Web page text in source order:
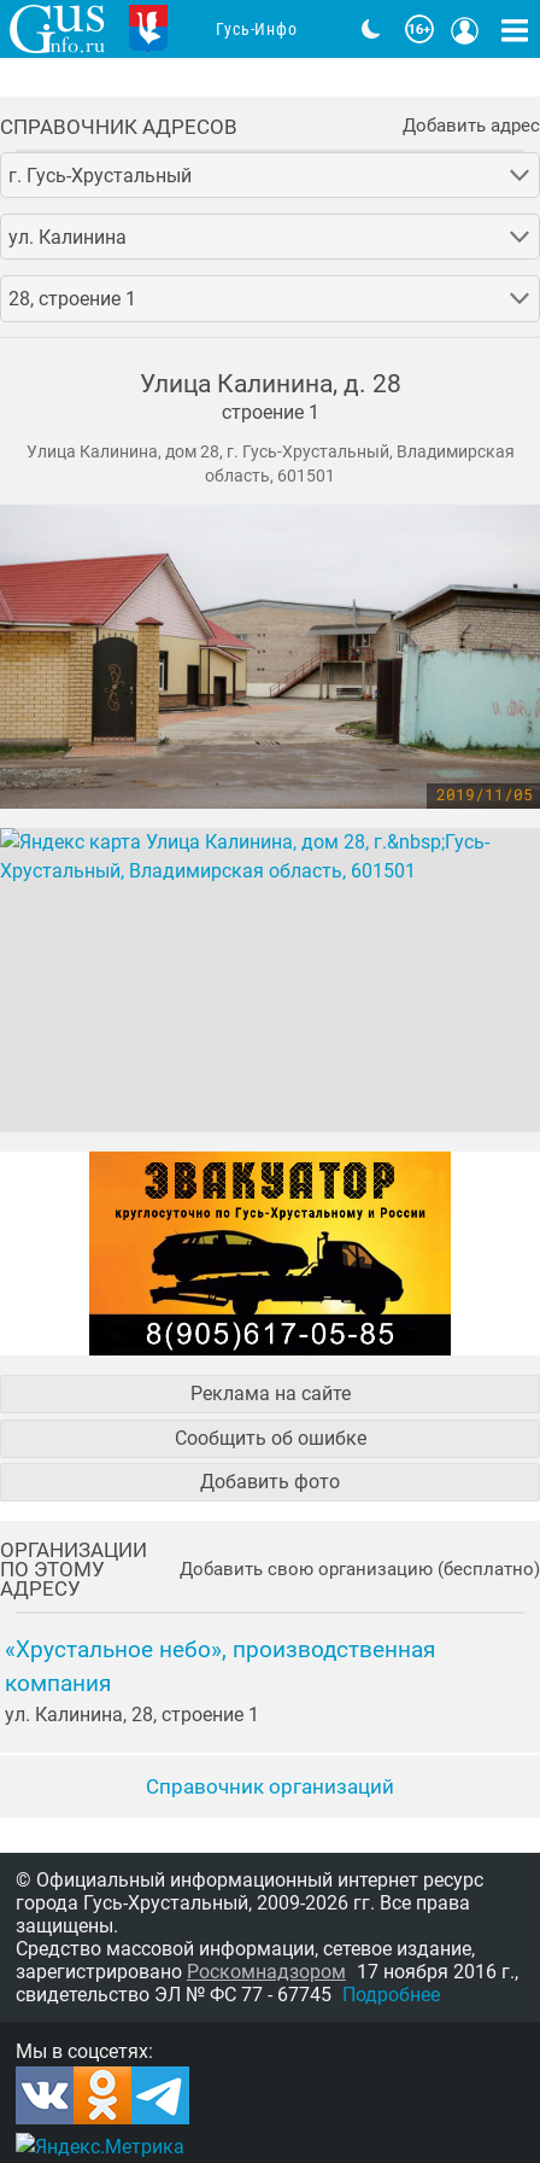
СПРАВОЧНИК АДРЕСОВ Добавить адрес
г. Гусь-Хрустальный
ул. Калинина
28, строение 1
Улица Калинина, д. 28
строение 1
Улица Калинина, дом 28, г. Гусь-Хрустальный, Владимирская
область, 601501
2019/11/05
Реклама на сайте
Сообщить об ошибке
Добавить фото
ОРГАНИЗАЦИИ
ПО ЭТОМУ
АДРЕСУ
Добавить свою организацию (бесплатно)
«Хрустальное небо», производственная
компания
ул. Калинина, 28, строение 1
Справочник организаций
Гусь-Инфо
© Официальный информационный интернет ресурс
города Гусь-Хрустальный, 2009-2026 гг. Все права
защищены.
Средство массовой информации, сетевое издание,
зарегистрировано Роскомнадзором 17 ноября 2016 г.,
свидетельство ЭЛ № ФС 77 - 67745 Подробнее
Мы в соцсетях: